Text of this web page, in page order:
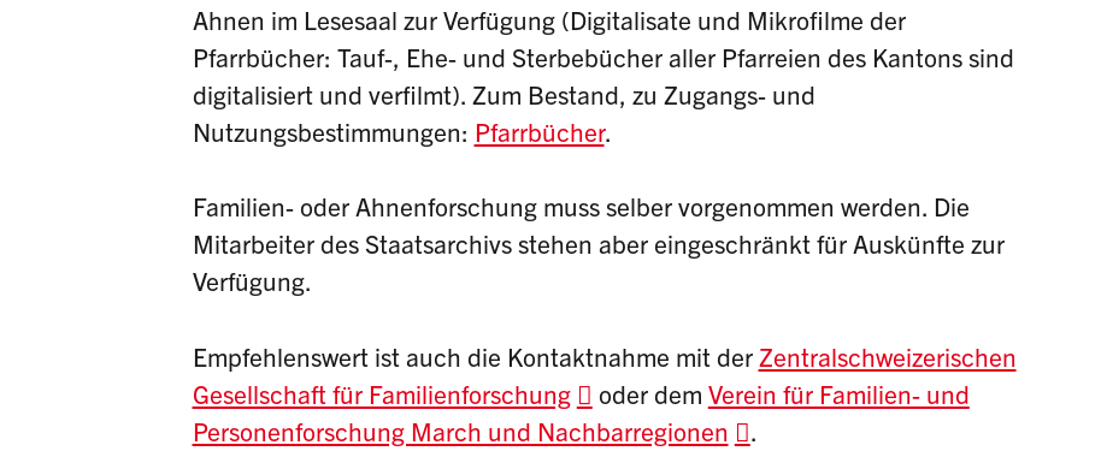
Ahnen im Lesesaal zur Verfügung (Digitalisate und Mikrofilme der
Pfarrbücher: Tauf-, Ehe- und Sterbebücher aller Pfarreien des Kantons sind
digitalisiert und verfilmt). Zum Bestand, zu Zugangs- und
Nutzungsbestimmungen: Pfarrbücher.
Familien- oder Ahnenforschung muss selber vorgenommen werden. Die
Mitarbeiter des Staatsarchivs stehen aber eingeschränkt für Auskünfte zur
Verfügung.
Empfehlenswert ist auch die Kontaktnahme mit der Zentralschweizerischen
Gesellschaft für Familienforschung
oder dem Verein für Familien- und
Personenforschung March und Nachbarregionen
.